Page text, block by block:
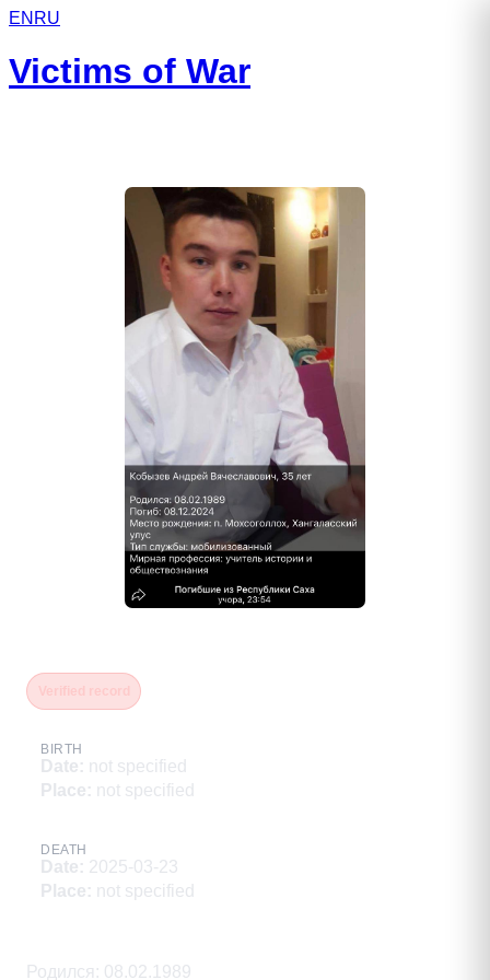
EN RU
Victims of War
BIRTH
Date: not specified
Place: not specified
DEATH
Date: 2025-03-23
Place: not specified
Родился: 08.02.1989